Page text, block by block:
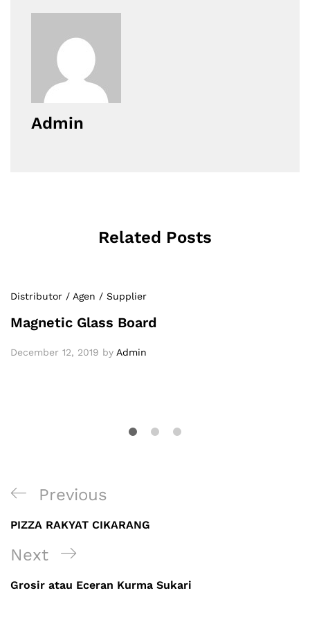
Admin
Related Posts
Distributor / Agen / Supplier
Magnetic Glass Board
December 12, 2019 by Admin
Previous
PIZZA RAKYAT CIKARANG
Next
Grosir atau Eceran Kurma Sukari